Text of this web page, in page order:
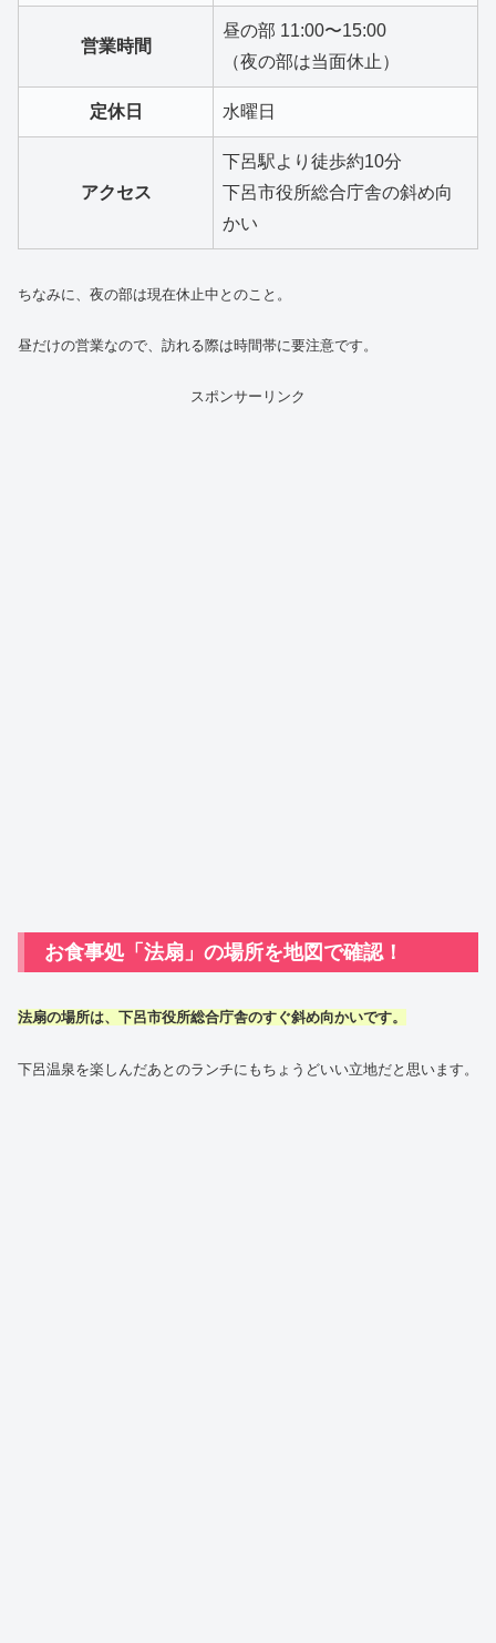
営業時間
昼の部 11:00〜15:00
（夜の部は当面休止）
定休日 水曜日
アクセス
下呂駅より徒歩約10分
下呂市役所総合庁舎の斜め向
かい
ちなみに、夜の部は現在休止中とのこと。
昼だけの営業なので、訪れる際は時間帯に要注意です。
スポンサーリンク
お食事処「法扇」の場所を地図で確認！
法扇の場所は、下呂市役所総合庁舎のすぐ斜め向かいです。
下呂温泉を楽しんだあとのランチにもちょうどいい立地だと思います。